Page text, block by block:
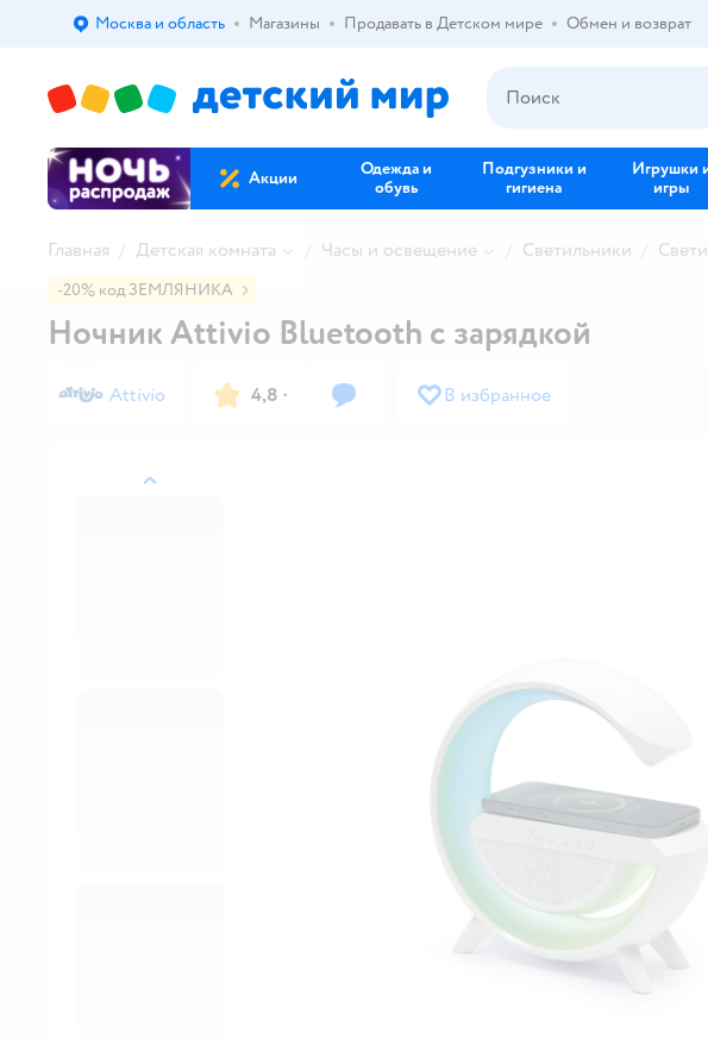
Выбор адреса доставки.
Москва и область Магазины Продавать в Детском мире Обмен и возврат
Акции
Одежда и
обувь
Подгузники и
гигиена
Игрушки
игры
Главная Детская комната Часы и освещение Светильники
назад
-20% код ЗЕМЛЯНИКА
Ночник Attivio Bluetooth с зарядкой
Attivio 4,8 · В избранное